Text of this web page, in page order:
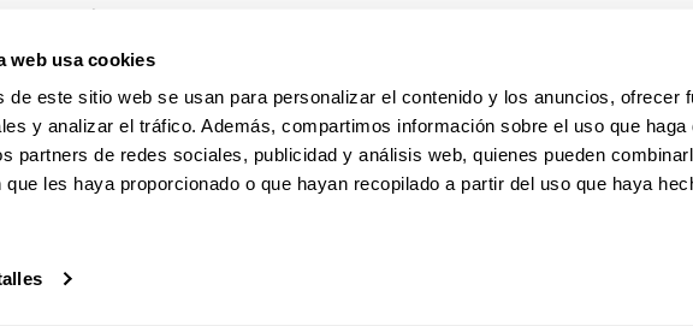
web usa cookies
de este sitio web se usan para personalizar el contenido y los anuncios, ofrecer
y analizar el tráfico. Además, compartimos información sobre el uso que haga
partners de redes sociales, publicidad y análisis web, quienes pueden
que les haya proporcionado o que hayan recopilado a partir del uso que haya
para la Convocatoria 2016 (Madrid 04/07/2016)
Página
1 ...Páginas intermedias Use TAB para desplazarse.
Página
25 Página
26 Página
27 ...Páginas intermedias Use
Página
79